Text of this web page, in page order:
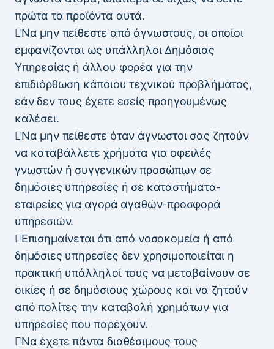
πρώτα τα προϊόντα αυτά.
Να μην πείθεστε από άγνωστους, οι οποίοι
εμφανίζονται ως υπάλληλοι Δημόσιας
Υπηρεσίας ή άλλου φορέα για την
επιδιόρθωση κάποιου τεχνικού προβλήματος,
εάν δεν τους έχετε εσείς προηγουμένως
καλέσει.
Να μην πείθεστε όταν άγνωστοι σας ζητούν
να καταβάλλετε χρήματα για οφειλές
γνωστών ή συγγενικών προσώπων σε
δημόσιες υπηρεσίες ή σε καταστήματα-
εταιρείες για αγορά αγαθών-προσφορά
υπηρεσιών.
Επισημαίνεται ότι από νοσοκομεία ή από
δημόσιες υπηρεσίες δεν χρησιμοποιείται η
πρακτική υπάλληλοί τους να μεταβαίνουν σε
οικίες ή σε δημόσιους χώρους και να ζητούν
από πολίτες την καταβολή χρημάτων για
υπηρεσίες που παρέχουν.
Να έχετε πάντα διαθέσιμους τους